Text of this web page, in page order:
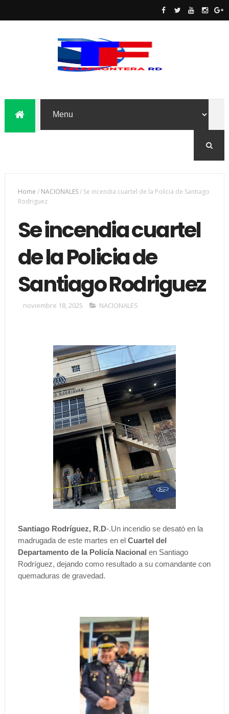
Home / NACIONALES/ Se incendia cuartel de la Policia de Santiago
Rodriguez
Se incendia cuartel
de la Policia de
Santiago Rodriguez
noviembre 18, 2025 NACIONALES
Santiago Rodríguez, R.D-.Un incendio se desató en la
madrugada de este martes en el Cuartel del
Departamento de la Policía Nacional en Santiago
Rodríguez, dejando como resultado a su comandante con
quemaduras de gravedad.